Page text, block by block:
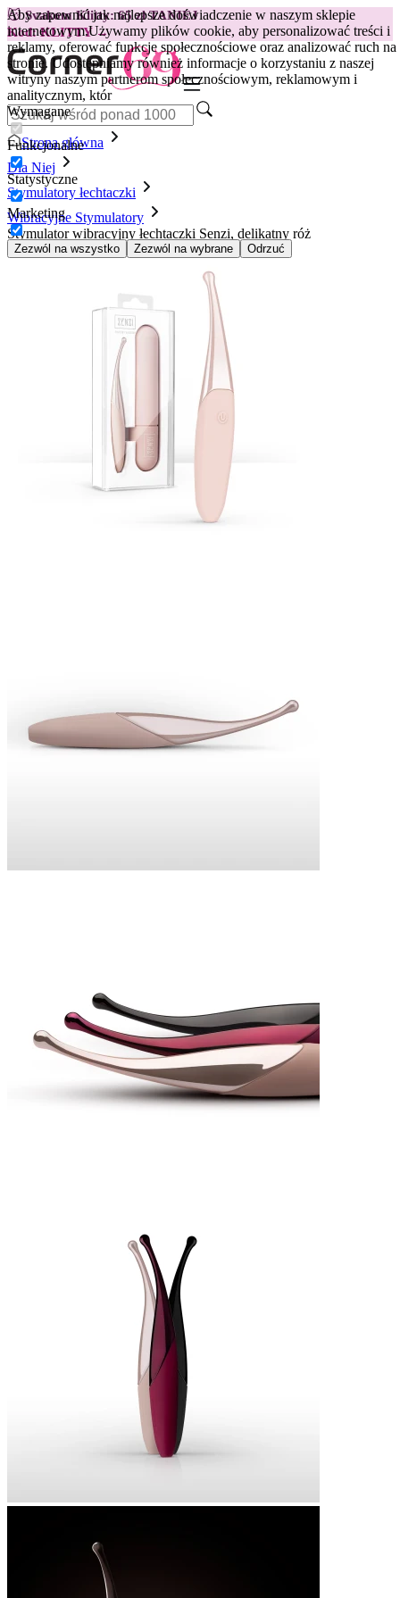
Aby zapewnić jak najlepsze doświadczenie w naszym sklepie
internetowym.Używamy plików cookie, aby personalizować treści i
reklamy, oferować funkcje społecznościowe oraz analizować ruch na
stronie. Udostępniamy również informacje o korzystaniu z naszej
witryny naszym partnerom społecznościowym, reklamowym i
analitycznym, któr
Wymagane
Funkcjonalne
Statystyczne
Marketing
Zezwól na wszystko Zezwól na wybrane Odrzuć
😽Svakom Klitty: 65 zł TANIEJ
Kod: KLITTY →
Strona główna
Dla Niej
Stymulatory łechtaczki
Wibracyjne Stymulatory
Stymulator wibracyjny łechtaczki Senzi, delikatny róż